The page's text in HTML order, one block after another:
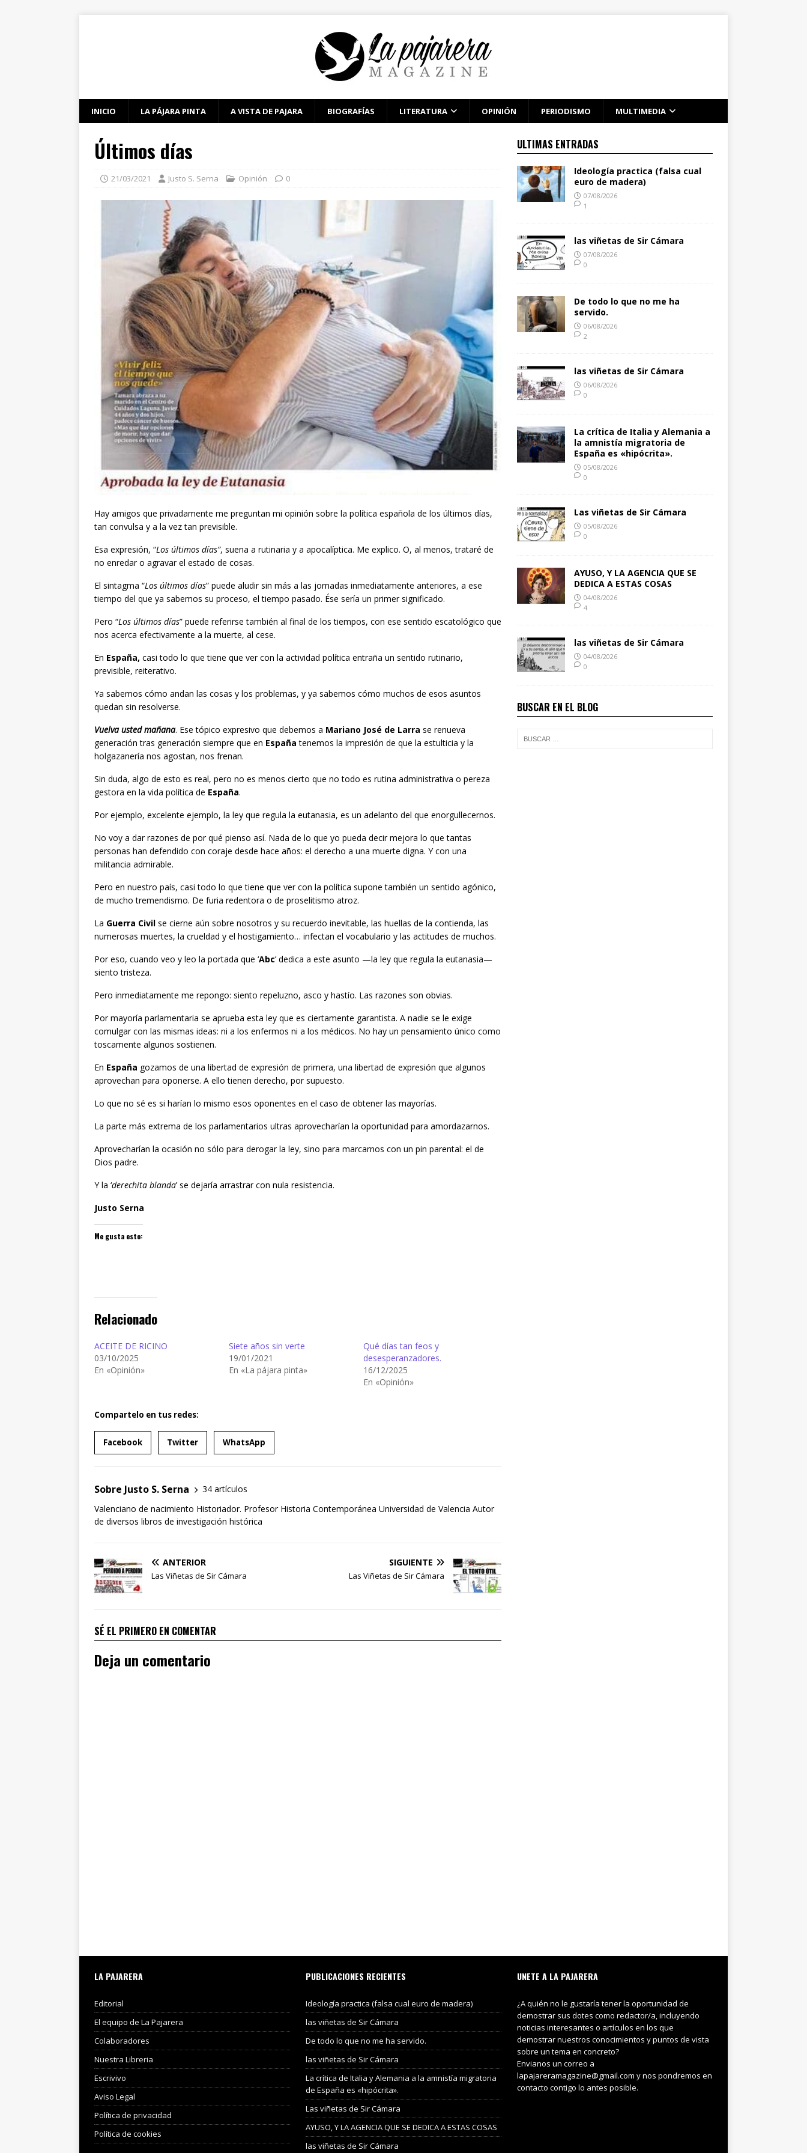
INICIO LA PÁJARA PINTA A VISTA DE PAJARA BIOGRAFÍAS LITERATURA OPINIÓN PERIODISMO MULTIMEDIA
Últimos días
21/03/2021 Justo S. Serna Opinión 0
Hay amigos que privadamente me preguntan mi opinión sobre la política española de los últimos días,
tan convulsa y a la vez tan previsible.
Esa expresión, “Los últimos días”, suena a rutinaria y a apocalíptica. Me explico. O, al menos, trataré de
no enredar o agravar el estado de cosas.
El sintagma “Los últimos días” puede aludir sin más a las jornadas inmediatamente anteriores, a ese
tiempo del que ya sabemos su proceso, el tiempo pasado. Ése sería un primer significado.
Pero “Los últimos días” puede referirse también al final de los tiempos, con ese sentido escatológico que
nos acerca efectivamente a la muerte, al cese.
En España, casi todo lo que tiene que ver con la actividad política entraña un sentido rutinario,
previsible, reiterativo.
Ya sabemos cómo andan las cosas y los problemas, y ya sabemos cómo muchos de esos asuntos
quedan sin resolverse.
Vuelva usted mañana. Ese tópico expresivo que debemos a Mariano José de Larra se renueva
generación tras generación siempre que en España tenemos la impresión de que la estulticia y la
holgazanería nos agostan, nos frenan.
Sin duda, algo de esto es real, pero no es menos cierto que no todo es rutina administrativa o pereza
gestora en la vida política de España.
Por ejemplo, excelente ejemplo, la ley que regula la eutanasia, es un adelanto del que enorgullecernos.
No voy a dar razones de por qué pienso así. Nada de lo que yo pueda decir mejora lo que tantas
personas han defendido con coraje desde hace años: el derecho a una muerte digna. Y con una
militancia admirable.
Pero en nuestro país, casi todo lo que tiene que ver con la política supone también un sentido agónico,
de mucho tremendismo. De furia redentora o de proselitismo atroz.
La Guerra Civil se cierne aún sobre nosotros y su recuerdo inevitable, las huellas de la contienda, las
numerosas muertes, la crueldad y el hostigamiento… infectan el vocabulario y las actitudes de muchos.
Por eso, cuando veo y leo la portada que ‘Abc’ dedica a este asunto —la ley que regula la eutanasia—
siento tristeza.
Pero inmediatamente me repongo: siento repeluzno, asco y hastío. Las razones son obvias.
Por mayoría parlamentaria se aprueba esta ley que es ciertamente garantista. A nadie se le exige
comulgar con las mismas ideas: ni a los enfermos ni a los médicos. No hay un pensamiento único como
toscamente algunos sostienen.
En España gozamos de una libertad de expresión de primera, una libertad de expresión que algunos
aprovechan para oponerse. A ello tienen derecho, por supuesto.
Lo que no sé es si harían lo mismo esos oponentes en el caso de obtener las mayorías.
La parte más extrema de los parlamentarios ultras aprovecharían la oportunidad para amordazarnos.
Aprovecharían la ocasión no sólo para derogar la ley, sino para marcarnos con un pin parental: el de
Dios padre.
Y la ‘derechita blanda’ se dejaría arrastrar con nula resistencia.
Justo Serna
Me gusta esto:
Relacionado
ACEITE DE RICINO
03/10/2025
En «Opinión»
Siete años sin verte
19/01/2021
En «La pájara pinta»
Qué días tan feos y
desesperanzadores.
16/12/2025
En «Opinión»
Compartelo en tus redes:
Facebook Twitter WhatsApp
Sobre Justo S. Serna
34 artículos
Valenciano de nacimiento Historiador. Profesor Historia Contemporánea Universidad de Valencia Autor
de diversos libros de investigación histórica
ANTERIOR
Las Viñetas de Sir Cámara
SIGUIENTE
Las Viñetas de Sir Cámara
SÉ EL PRIMERO EN COMENTAR
Deja un comentario
ULTIMAS ENTRADAS
Ideología practica (falsa cual
euro de madera)
07/08/2026
1
las viñetas de Sir Cámara
07/08/2026
0
De todo lo que no me ha
servido.
06/08/2026
2
las viñetas de Sir Cámara
06/08/2026
0
La crítica de Italia y Alemania a
la amnistía migratoria de
España es «hipócrita».
05/08/2026
0
Las viñetas de Sir Cámara
05/08/2026
0
AYUSO, Y LA AGENCIA QUE SE
DEDICA A ESTAS COSAS
04/08/2026
4
las viñetas de Sir Cámara
04/08/2026
0
BUSCAR EN EL BLOG
LA PAJARERA
Editorial
El equipo de La Pajarera
Colaboradores
Nuestra Libreria
Escrivivo
Aviso Legal
Política de privacidad
Política de cookies
PUBLICACIONES RECIENTES
Ideología practica (falsa cual euro de madera)
las viñetas de Sir Cámara
De todo lo que no me ha servido.
las viñetas de Sir Cámara
La crítica de Italia y Alemania a la amnistía migratoria
de España es «hipócrita».
Las viñetas de Sir Cámara
AYUSO, Y LA AGENCIA QUE SE DEDICA A ESTAS COSAS
las viñetas de Sir Cámara
UNETE A LA PAJARERA
¿A quién no le gustaría tener la oportunidad de
demostrar sus dotes como redactor/a, incluyendo
noticias interesantes o artículos en los que
demostrar nuestros conocimientos y puntos de vista
sobre un tema en concreto?
Envianos un correo a
lapajareramagazine@gmail.com y nos pondremos en
contacto contigo lo antes posible.